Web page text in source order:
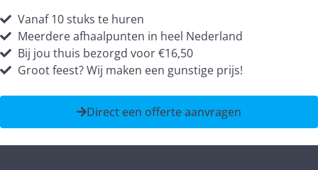
Vanaf 10 stuks te huren
Meerdere afhaalpunten in heel Nederland
Bij jou thuis bezorgd voor €16,50
Groot feest? Wij maken een gunstige prijs!
Direct een offerte aanvragen